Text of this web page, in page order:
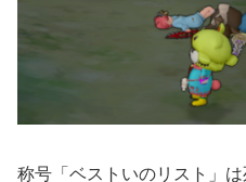
称号「ベストいのリスト」